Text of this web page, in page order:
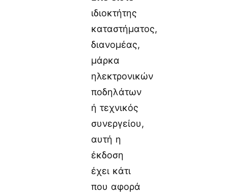
ιδιοκτήτης
καταστήματος,
διανομέας,
μάρκα
ηλεκτρονικών
ποδηλάτων
ή τεχνικός
συνεργείου,
αυτή η
έκδοση
έχει κάτι
που αφορά